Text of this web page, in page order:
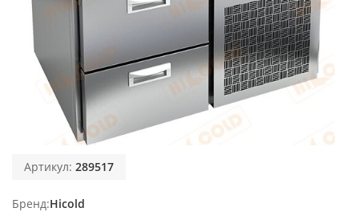
Артикул: 289517
Бренд Hicold